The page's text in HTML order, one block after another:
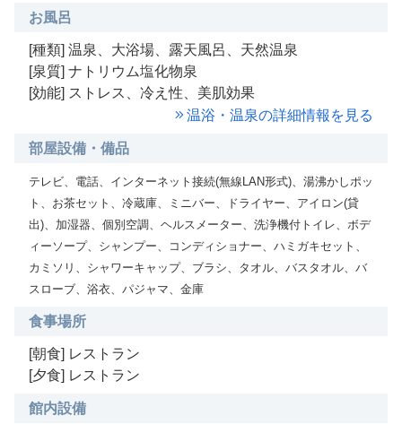
お風呂
[種類] 温泉、大浴場、露天風呂、天然温泉
[泉質] ナトリウム塩化物泉
[効能] ストレス、冷え性、美肌効果
温浴・温泉の詳細情報を見る
部屋設備・備品
テレビ、電話、インターネット接続(無線LAN形式)、湯沸かしポッ
ト、お茶セット、冷蔵庫、ミニバー、ドライヤー、アイロン(貸
出)、加湿器、個別空調、ヘルスメーター、洗浄機付トイレ、ボデ
ィーソープ、シャンプー、コンディショナー、ハミガキセット、
カミソリ、シャワーキャップ、ブラシ、タオル、バスタオル、バ
スローブ、浴衣、パジャマ、金庫
食事場所
[朝食] レストラン
[夕食] レストラン
館内設備